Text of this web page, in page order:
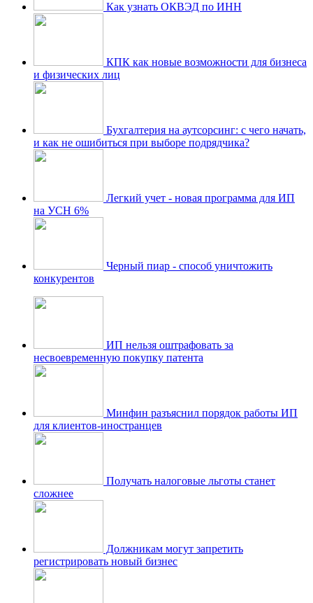
Как узнать ОКВЭД по ИНН
КПК как новые возможности для бизнеса
и физических лиц
Бухгалтерия на аутсорсинг: с чего начать,
и как не ошибиться при выборе подрядчика?
Легкий учет - новая программа для ИП
на УСН 6%
Черный пиар - способ уничтожить
конкурентов
ИП нельзя оштрафовать за
несвоевременную покупку патента
Минфин разъяснил порядок работы ИП
для клиентов-иностранцев
Получать налоговые льготы станет
сложнее
Должникам могут запретить
регистрировать новый бизнес